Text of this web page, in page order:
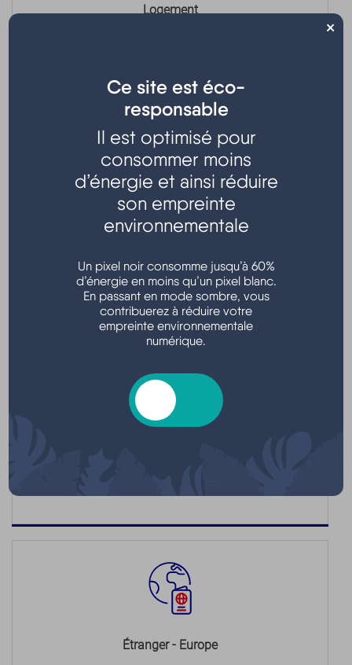
Logement
Transports - Mobilité
Argent - Impôts - Consommation
Étranger - Europe
Ce site est éco-
responsable
Il est optimisé pour
consommer moins
d’énergie et ainsi réduire
son empreinte
environnementale
Un pixel noir consomme jusqu’à 60%
d’énergie en moins qu’un pixel blanc.
En passant en mode sombre, vous
contribuerez à réduire votre
empreinte environnementale
numérique.
×